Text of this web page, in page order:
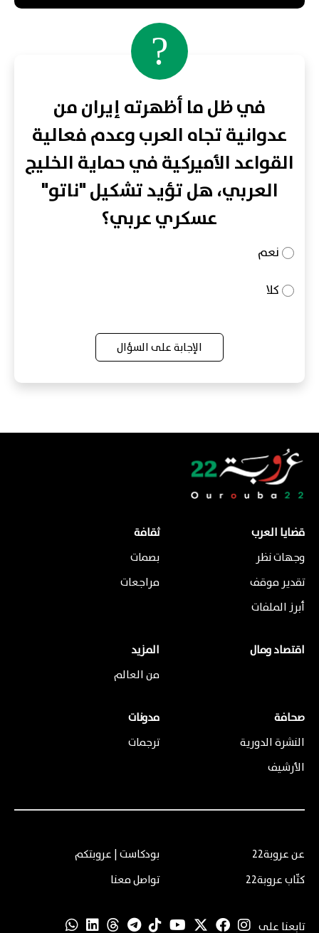
?
في ظل ما أظهرته إيران من
عدوانية تجاه العرب وعدم فعالية
القواعد الأميركية في حماية الخليج
العربي، هل تؤيد تشكيل "ناتو"
عسكري عربي؟
نعم
كلا
الإجابة على السؤال
قضايا العرب
وجهات نظر
تقدير موقف
أبرز الملفات
ثقافة
بصمات
مراجعات
اقتصاد ومال
المزيد
من العالم
صحافة
النشرة الدورية
الأرشيف
مدونات
ترجمات
عن عروبة22
كتّاب عروبة22
بودكاست | عروبتكم
تواصل معنا
تابعنا على